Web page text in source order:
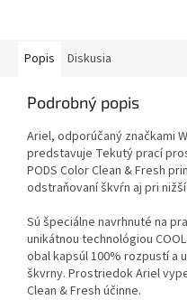
Popis
Diskusia
Podrobný popis
Ariel, odporúčaný značkami
predstavuje Tekutý prací
PODS Color Clean & Fresh
odstraňovaní škvŕn aj pri
Sú špeciálne navrhnuté na
unikátnou technológiou
obal kapsúl 100% rozpustí a
škvrny. Prostriedok Ariel
Clean & Fresh účinne.